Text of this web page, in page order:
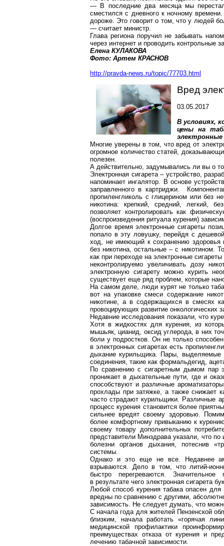
— В последние два месяца мы
сместился с дневного к ночному
дороже. Это говорит о том, что у людей
— считает министр.
Глава региона поручил не забывать
через интернет и проводить контрольные
Елена КУЛАКОВА
Фото: Артем КРАСНОВ
http://pravda-news.ru/topic/77703.html
Вред
03.05.2017
В условиях,
цены на
Многие уверены в том, что вред от
огромное количество статей,
полезен.
А действительно, задумывались ли вы о
Электронная сигарета – устройство,
напоминает ингалятор. В основе
заправленного в картриджи.
пропиленгликоль с глицерином или без
никотина: крепкий, средний, легкий,
позволяет контролировать как
(воспроизведения ритуала курения)
Долгое время электронные сигареты
попало в эту ловушку, перейдя с
ход, не имеющий к сохранению здоровья
без никотина, остальные – с никотином.
как при переходе на электронные
неконтролируемо увеличивать дозу
электронную сигарету можно курить
существует еще ряд проблем, которые
На самом деле, люди курят не только
вот на упаковке смеси содержание
никотине, а в содержащихся в смесях
провоцирующих развитие онкологических
Недавние исследования показали, что
Хотя в жидкостях для курения, из
мышьяк, цианид, оксид углерода, в них
боли у подростков. Он не только
в электронных сигаретах есть
дыхание курильщика. Пары, выделяемые
соединения, такие как формальдегид,
По сравнению с сигаретным дымом пар
проникает в дыхательные пути, где и
способствуют и различныеароматизаторы
прохлады при затяжке, а также снижает
часто страдают курильщики. Различные
процесс курения становится более
сильнее вредят своему здоровью.
более комфортному привыканию к
своему товару дополнительных
представители Минздрава указали, что
болезни органов дыхания, потеснив
системы.
Однако и это еще не все. Недавнее
взрываются. Дело в том, чтолитий-
быстро перегреваются. Значительное
в результате чего электронная сигарета
Любой способ курения табака опасен
вредны по сравнению с другими,
зависимость. Не следует думать, что
С начала года для жителей Пензенской
близким, начала работать «горячая
медицинской профилактики
преимуществах отказа от курения и
лечению табачной зависимости.